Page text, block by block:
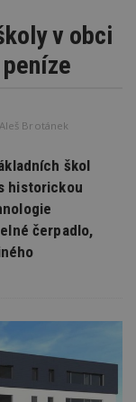
v obci
Aleš Brotánek
škol
historickou
čerpadlo,